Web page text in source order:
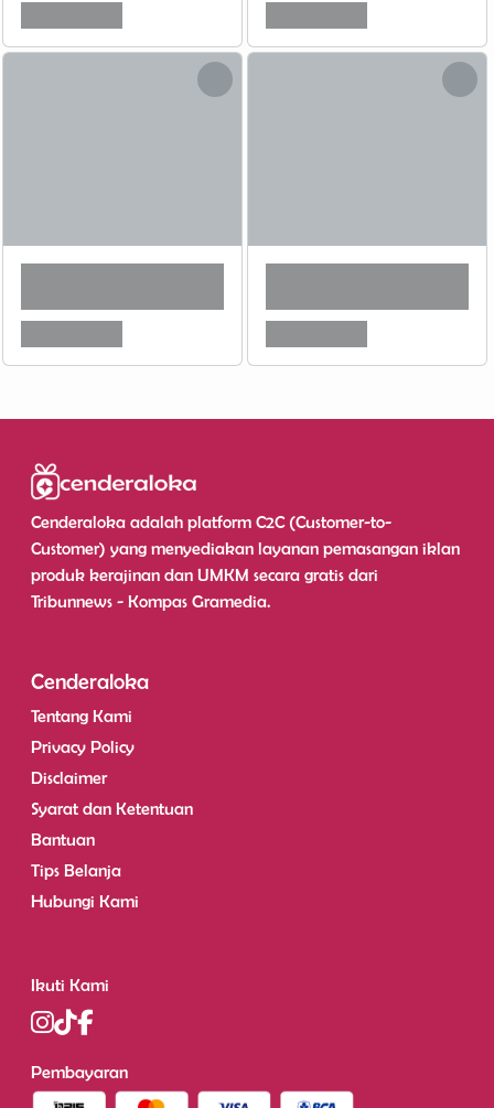
Cenderaloka adalah platform C2C (Customer-to-
Customer) yang menyediakan layanan pemasangan iklan
produk kerajinan dan UMKM secara gratis dari
Tribunnews - Kompas Gramedia.
Cenderaloka
Tentang Kami
Privacy Policy
Disclaimer
Syarat dan Ketentuan
Bantuan
Tips Belanja
Hubungi Kami
Ikuti Kami
Pembayaran